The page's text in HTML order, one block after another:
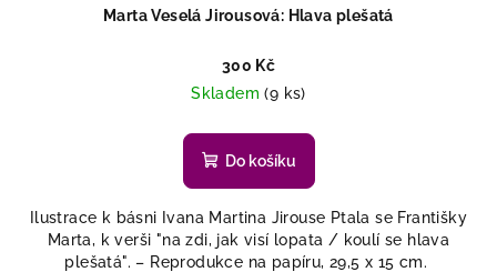
Marta Veselá Jirousová: Hlava plešatá
300 Kč
Skladem(9 ks)
Do košíku
Ilustrace k básni Ivana Martina Jirouse Ptala se Františky
Marta, k verši "na zdi, jak visí lopata / koulí se hlava
plešatá". – Reprodukce na papíru, 29,5 x 15 cm.